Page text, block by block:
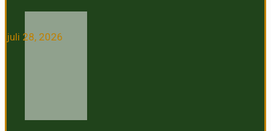
juli 28, 2026